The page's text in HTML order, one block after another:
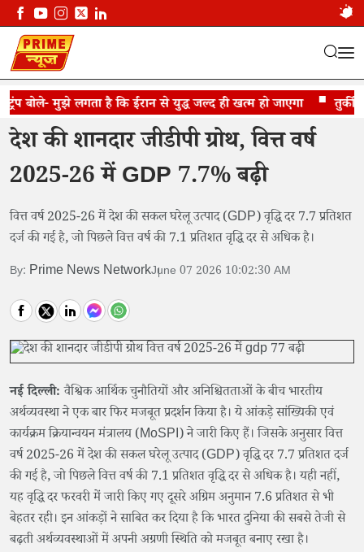
बोले- मुझे लगता है कि ईरान से युद्ध जल्द ही खत्म हो जाएगा तुर्की,
भारत की अर्थव्यवस्था ने दिखाई मजबूती
देश की शानदार जीडीपी ग्रोथ, वित्त वर्ष
2025-26 में GDP 7.7% बढ़ी
वित्त वर्ष 2025-26 में देश की सकल घरेलू उत्पाद (GDP) वृद्धि दर 7.7 प्रतिशत
दर्ज की गई है, जो पिछले वित्त वर्ष की 7.1 प्रतिशत वृद्धि दर से अधिक है।
By: Prime News NetworkJune 07 2026 10:02:30 AM
नई दिल्ली:वैश्विक आर्थिक चुनौतियों और अनिश्चितताओं के बीच भारतीय
अर्थव्यवस्था ने एक बार फिर मजबूत प्रदर्शन किया है। ये आंकड़े सांख्यिकी एवं
कार्यक्रम क्रियान्वयन मंत्रालय (MoSPI) ने जारी किए हैं। जिसके अनुसार वित्त
वर्ष 2025-26 में देश की सकल घरेलू उत्पाद (GDP) वृद्धि दर 7.7 प्रतिशत दर्ज
की गई है, जो पिछले वित्त वर्ष की 7.1 प्रतिशत वृद्धि दर से अधिक है। यही नहीं,
यह वृद्धि दर फरवरी में जारी किए गए दूसरे अग्रिम अनुमान 7.6 प्रतिशत से भी
बेहतर रही। इन आंकड़ों ने साबित कर दिया है कि भारत दुनिया की सबसे तेजी से
बढ़ती अर्थव्यवस्थाओं में अपनी अग्रणी स्थिति को मजबूत बनाए रखा है।